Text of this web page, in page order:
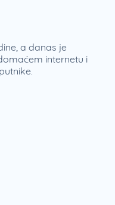
a danas je
internetu i